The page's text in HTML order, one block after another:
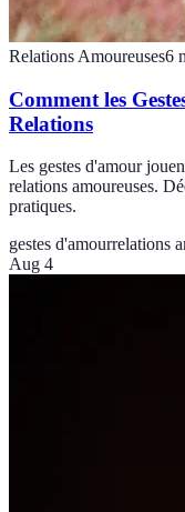
Relations Amoureuses6
Comment les
Relations
Les gestes d'amour
relations amoureuses.
pratiques.
gestes d'amourrelations
Aug 4